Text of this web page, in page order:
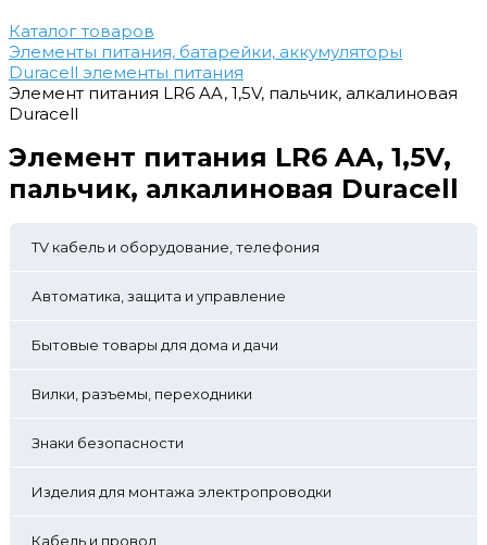
Каталог товаров
Элементы питания, батарейки, аккумуляторы
Duracell элементы питания
Элемент питания LR6 AA, 1,5V, пальчик, алкалиновая
Duracell
Элемент питания LR6 AA, 1,5V,
пальчик, алкалиновая Duracell
TV кабель и оборудование, телефония
Автоматика, защита и управление
Бытовые товары для дома и дачи
Вилки, разъемы, переходники
Знаки безопасности
Изделия для монтажа электропроводки
Кабель и провод